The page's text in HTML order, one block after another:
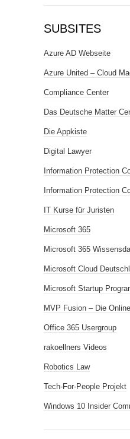
SUBSITES
Azure AD Webseite
Azure United – Cloud
Compliance Center
Das Deutsche Matter
Die Appkiste
Digital Lawyer
Information Protection
Information Protection
IT Kurse für Juristen
Microsoft 365
Microsoft 365
Microsoft Cloud
Microsoft Startup
MVP Fusion – Die
Office 365 Usergroup
rakoellners Videos
Robotics Law
Tech-For-People Projekt
Windows 10 Insider